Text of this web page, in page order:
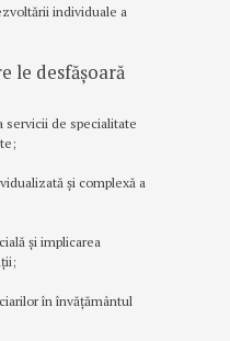
individuale a
le desfășoară
servicii de specialitate
și complexă a
și implicarea
în învățământul